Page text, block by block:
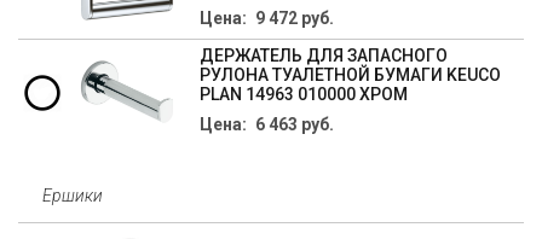
Цена: 9 472 руб.
ДЕРЖАТЕЛЬ ДЛЯ ЗАПАСНОГО
РУЛОНА ТУАЛЕТНОЙ БУМАГИ KEUCO
PLAN 14963 010000 ХРОМ
Цена: 6 463 руб.
Ершики